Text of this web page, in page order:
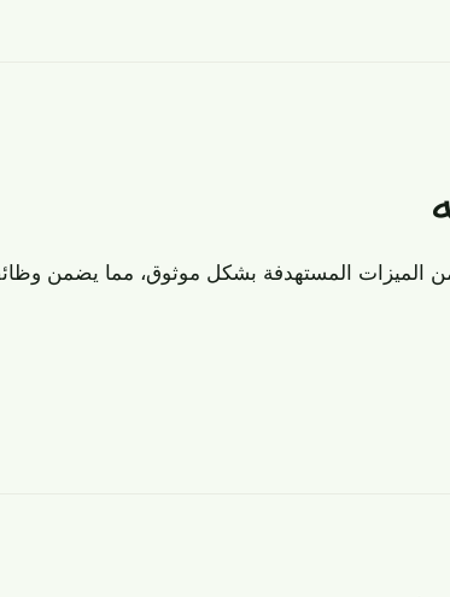
الذي تم إنشاؤه بواسطة الذكاء الاصطناعي من تلبية 42% فقط من متطلباتك إلى تقديم 93% من الميزات المستهدفة بشكل